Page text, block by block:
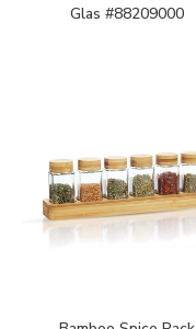
Glas #88209000